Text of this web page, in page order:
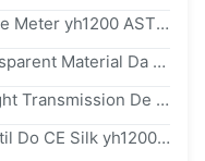
Dinâmica Do ISO 13468 Silk Haze Meter yh1200 ASTM d1003 1.5s Das SCE SCI
O Vidro De Haze Meter For Transparent Material Da Transmissão Do OEM Silk yh1200 Filma Plástico
Silk yh1000 Haze Tester Test Light Transmission De Raspagem Côncavo Hazemeter
Abertura D/8° Haze Meter Portátil Do CE Silk yh1200 8mm